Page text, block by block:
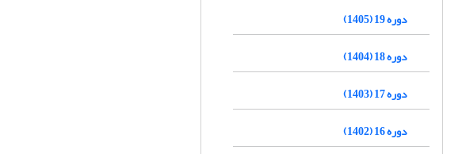
دوره 19 (1405)
دوره 18 (1404)
دوره 17 (1403)
دوره 16 (1402)